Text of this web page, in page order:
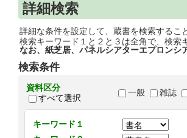
詳細検索
詳細な条件を設定して、蔵書を検索するこ
検索キーワード１と２と３は全角で、検索
なお、紙芝居、パネルシアターエプロンシ
検索条件
資料区分
すべて選択
一般 雑誌
キーワード１